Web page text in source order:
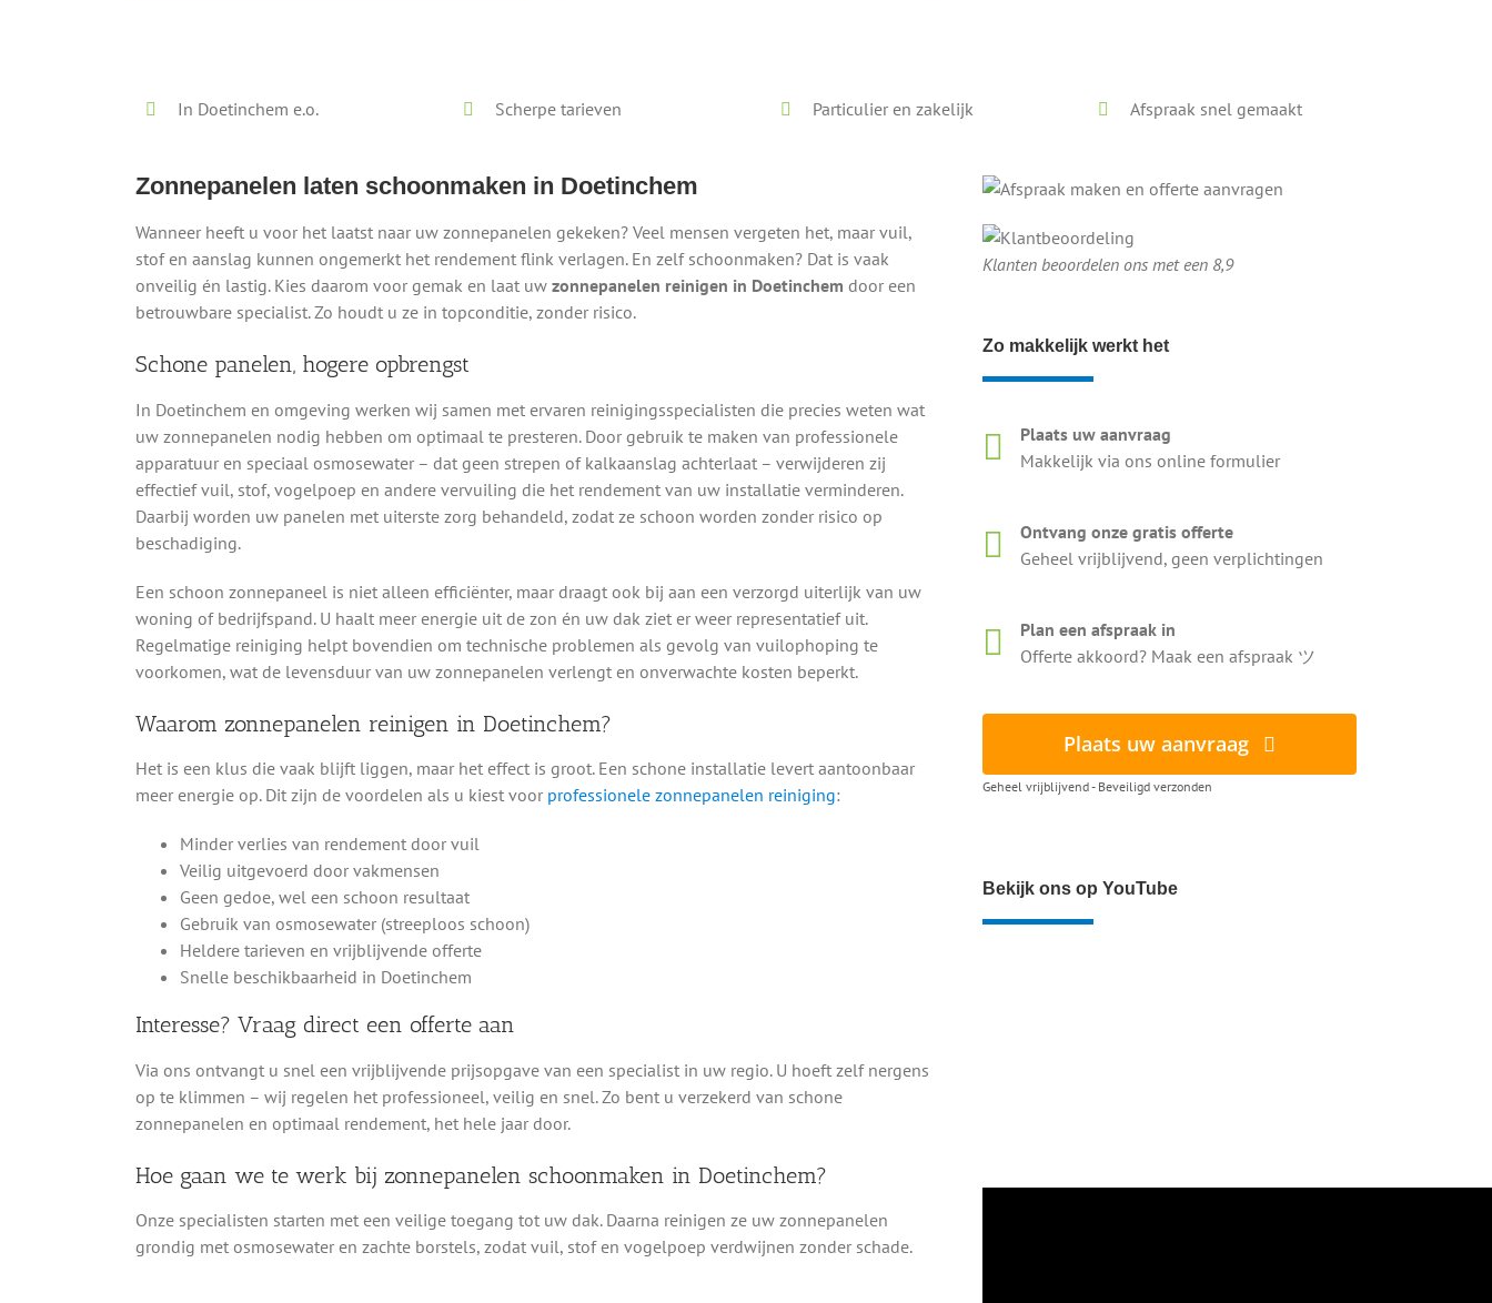
In Doetinchem e.o. Scherpe tarieven Particulier en zakelijk Afspraak snel gemaakt
Zonnepanelen laten schoonmaken in Doetinchem
Wanneer heeft u voor het laatst naar uw zonnepanelen gekeken? Veel mensen vergeten het, maar vuil,
stof en aanslag kunnen ongemerkt het rendement flink verlagen. En zelf schoonmaken? Dat is vaak
onveilig én lastig. Kies daarom voor gemak en laat uw zonnepanelen reinigen in Doetinchem door een
betrouwbare specialist. Zo houdt u ze in topconditie, zonder risico.
Schone panelen, hogere opbrengst
In Doetinchem en omgeving werken wij samen met ervaren reinigingsspecialisten die precies weten wat
uw zonnepanelen nodig hebben om optimaal te presteren. Door gebruik te maken van professionele
apparatuur en speciaal osmosewater – dat geen strepen of kalkaanslag achterlaat – verwijderen zij
effectief vuil, stof, vogelpoep en andere vervuiling die het rendement van uw installatie verminderen.
Daarbij worden uw panelen met uiterste zorg behandeld, zodat ze schoon worden zonder risico op
beschadiging.
Een schoon zonnepaneel is niet alleen efficiënter, maar draagt ook bij aan een verzorgd uiterlijk van uw
woning of bedrijfspand. U haalt meer energie uit de zon én uw dak ziet er weer representatief uit.
Regelmatige reiniging helpt bovendien om technische problemen als gevolg van vuilophoping te
voorkomen, wat de levensduur van uw zonnepanelen verlengt en onverwachte kosten beperkt.
Waarom zonnepanelen reinigen in Doetinchem?
Het is een klus die vaak blijft liggen, maar het effect is groot. Een schone installatie levert aantoonbaar
meer energie op. Dit zijn de voordelen als u kiest voor professionele zonnepanelen reiniging:
Minder verlies van rendement door vuil
Veilig uitgevoerd door vakmensen
Geen gedoe, wel een schoon resultaat
Gebruik van osmosewater (streeploos schoon)
Heldere tarieven en vrijblijvende offerte
Snelle beschikbaarheid in Doetinchem
Interesse? Vraag direct een offerte aan
Via ons ontvangt u snel een vrijblijvende prijsopgave van een specialist in uw regio. U hoeft zelf nergens
op te klimmen – wij regelen het professioneel, veilig en snel. Zo bent u verzekerd van schone
zonnepanelen en optimaal rendement, het hele jaar door.
Hoe gaan we te werk bij zonnepanelen schoonmaken in Doetinchem?
Onze specialisten starten met een veilige toegang tot uw dak. Daarna reinigen ze uw zonnepanelen
grondig met osmosewater en zachte borstels, zodat vuil, stof en vogelpoep verdwijnen zonder schade.
Klanten beoordelen ons met een 8,9
Zo makkelijk werkt het
Plaats uw aanvraag
Makkelijk via ons online formulier
Ontvang onze gratis offerte
Geheel vrijblijvend, geen verplichtingen
Plan een afspraak in
Offerte akkoord? Maak een afspraak ツ
Plaats uw aanvraag
Geheel vrijblijvend - Beveiligd verzonden
Bekijk ons op YouTube